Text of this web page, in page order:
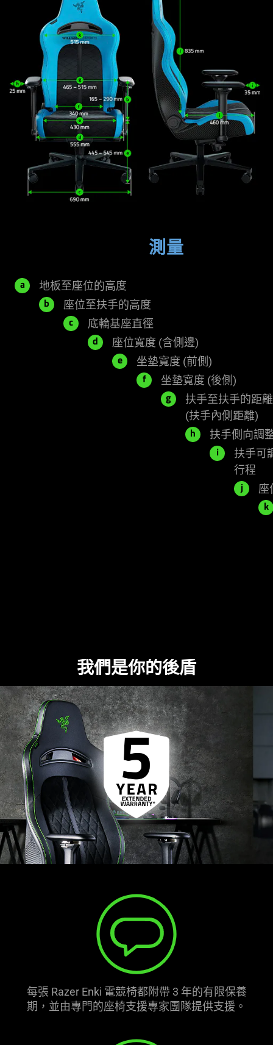
測量
a 地板至座位的高度
-
545
毫
米
b 座位至扶手的高度
-
290
毫
米
c 底輪基座直徑
毫
米
d 座位寬度 (含側邊)
毫
米
e 坐墊寬度 (前側)
毫
米
f 坐墊寬度 (後側)
毫
米
g
扶手至扶手的距離
(扶手內側距離)
-
米
h 扶手側向調
i
扶手可
行程
毫
米
j 座
k
我們是你的後盾
每張 Razer Enki 電競椅都附帶 3 年的有限保養
期，並由專門的座椅支援專家團隊提供支援 。